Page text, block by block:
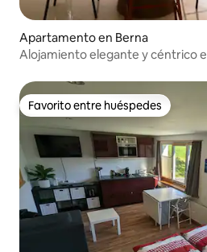
Apartamento en Berna
Alojamiento elegante y céntrico
Favorito entre huéspedes
Favorito entre huéspedes